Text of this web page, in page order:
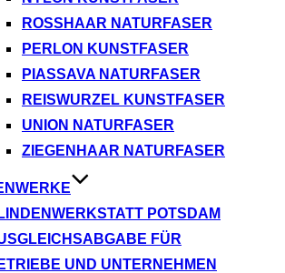
ROSSHAAR NATURFASER
PERLON KUNSTFASER
PIASSAVA NATURFASER
REISWURZEL KUNSTFASER
UNION NATURFASER
ZIEGENHAAR NATURFASER
POTSDAM
FÜR
UND UNTERNEHMEN